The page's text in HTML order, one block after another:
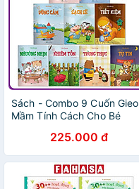
Sách - Combo 9 Cuốn Gieo
Mầm Tính Cách Cho Bé
225.000 đ